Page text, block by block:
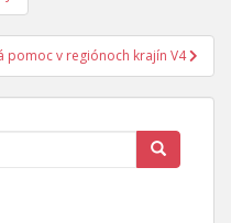
pomoc v regiónoch krajín V4